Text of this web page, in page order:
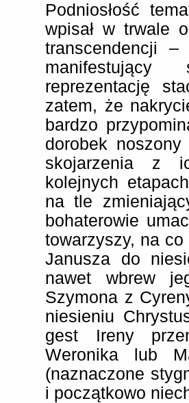
Podniosłość
wpisał w trwale
transcendencji –
reprezentację
zatem, że
bardzo
dorobek
skojarzenia z
kolejnych
na tle
bohaterowie
towarzyszy, na
Janusza do
nawet wbrew
Szymona z
niesieniu
gest Ireny
Weronika lub
(naznaczone
i początkowo